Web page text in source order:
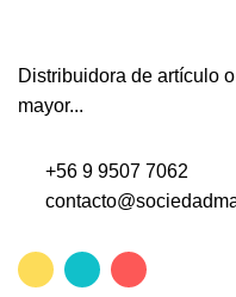
Distribuidora de artículo
mayor...
+56 9 9507 7062